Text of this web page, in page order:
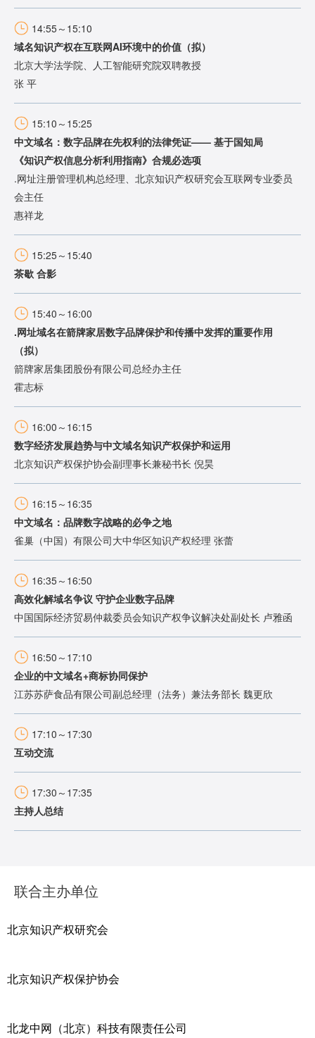
14:55～15:10
域名知识产权在互联网AI环境中的价值（拟）
北京大学法学院、人工智能研究院双聘教授
张 平
15:10～15:25
中文域名：数字品牌在先权利的法律凭证—— 基于国知局
《知识产权信息分析利用指南》合规必选项
.网址注册管理机构总经理、北京知识产权研究会互联网专业委员
会主任
惠祥龙
15:25～15:40
茶歇 合影
15:40～16:00
.网址域名在箭牌家居数字品牌保护和传播中发挥的重要作用
（拟）
箭牌家居集团股份有限公司总经办主任
霍志标
16:00～16:15
数字经济发展趋势与中文域名知识产权保护和运用
北京知识产权保护协会副理事长兼秘书长 倪昊
16:15～16:35
中文域名：品牌数字战略的必争之地
雀巢（中国）有限公司大中华区知识产权经理 张蕾
16:35～16:50
高效化解域名争议 守护企业数字品牌
中国国际经济贸易仲裁委员会知识产权争议解决处副处长 卢雅函
16:50～17:10
企业的中文域名+商标协同保护
江苏苏萨食品有限公司副总经理（法务）兼法务部长 魏更欣
17:10～17:30
互动交流
17:30～17:35
主持人总结
联合主办单位
北京知识产权研究会
北京知识产权保护协会
北龙中网（北京）科技有限责任公司